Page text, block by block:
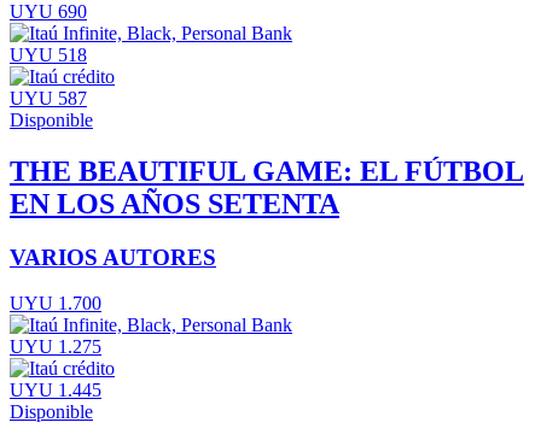
UYU 690
UYU 518
UYU 587
Disponible
THE BEAUTIFUL GAME: EL FÚTBOL
EN LOS AÑOS SETENTA
VARIOS AUTORES
UYU 1.700
UYU 1.275
UYU 1.445
Disponible